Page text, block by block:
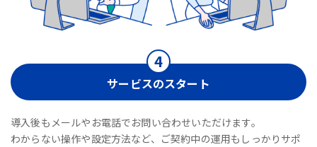
サービスのスタート
導入後もメールやお電話でお問い合わせいただけます。
わからない操作や設定方法など、ご契約中の運用もしっかりサポ